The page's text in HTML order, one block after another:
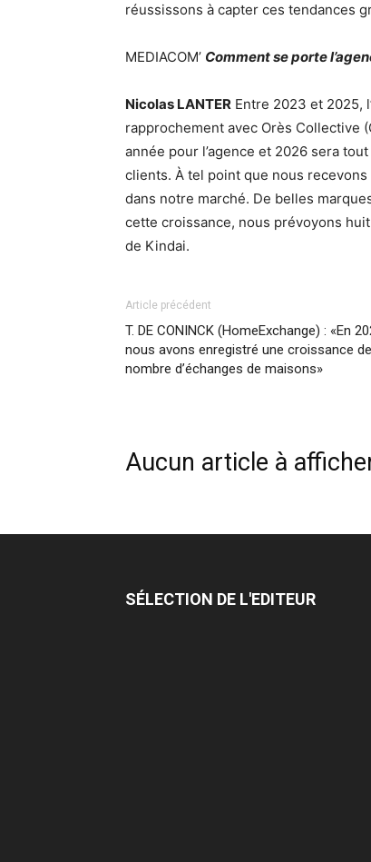
réussissons à capter ces tendances
MEDIACOM’ Comment se porte
Nicolas LANTER Entre 2023 et 2025,
rapprochement avec Orès Collective
année pour l’agence et 2026 sera
clients. À tel point que nous
dans notre marché. De belles
cette croissance, nous prévoyons
de Kindai.
Article précédent
T. DE CONINCK (HomeExchange) : «En
nous avons enregistré une croissance
nombre d’échanges de maisons»
Aucun article à
SÉLECTION DE L'EDITEUR